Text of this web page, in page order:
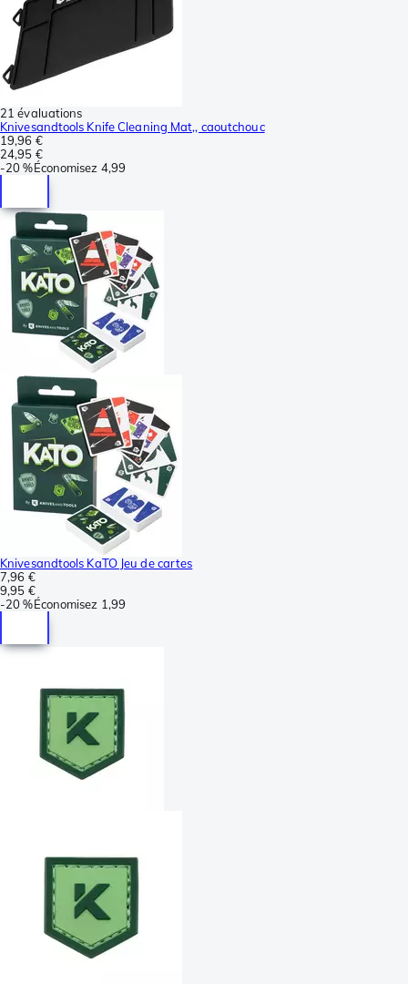
21 évaluations
Knivesandtools Knife Cleaning Mat,, caoutchouc
19,96 €
24,95 €
-20 %Économisez 4,99
Knivesandtools KaTO Jeu de cartes
7,96 €
9,95 €
-20 %Économisez 1,99